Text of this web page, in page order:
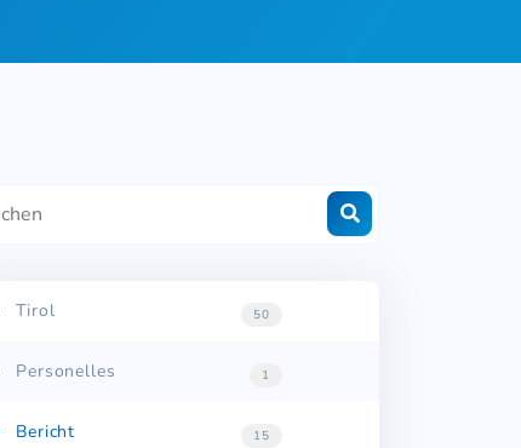
Tirol 50
Personelles 1
Bericht 15